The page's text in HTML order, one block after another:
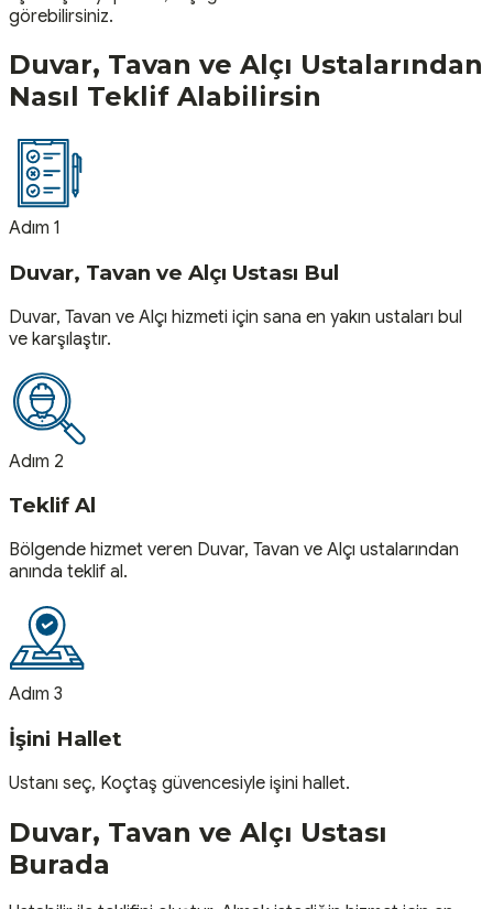
görebilirsiniz.
Duvar, Tavan ve Alçı Ustalarından
Nasıl Teklif Alabilirsin
Adım 1
Duvar, Tavan ve Alçı Ustası Bul
Duvar, Tavan ve Alçı hizmeti için sana en yakın ustaları bul
ve karşılaştır.
Adım 2
Teklif Al
Bölgende hizmet veren Duvar, Tavan ve Alçı ustalarından
anında teklif al.
Adım 3
İşini Hallet
Ustanı seç, Koçtaş güvencesiyle işini hallet.
Duvar, Tavan ve Alçı Ustası
Burada